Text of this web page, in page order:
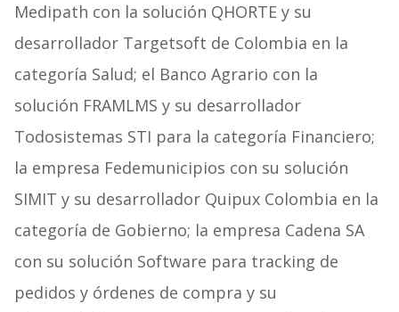
Medipath con la solución QHORTE y su
desarrollador Targetsoft de Colombia en la
categoría Salud; el Banco Agrario con la
solución FRAMLMS y su desarrollador
Todosistemas STI para la categoría Financiero;
la empresa Fedemunicipios con su solución
SIMIT y su desarrollador Quipux Colombia en la
categoría de Gobierno; la empresa Cadena SA
con su solución Software para tracking de
pedidos y órdenes de compra y su